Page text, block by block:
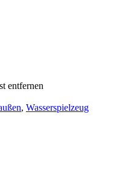
entfernen
, Wasserspielzeug